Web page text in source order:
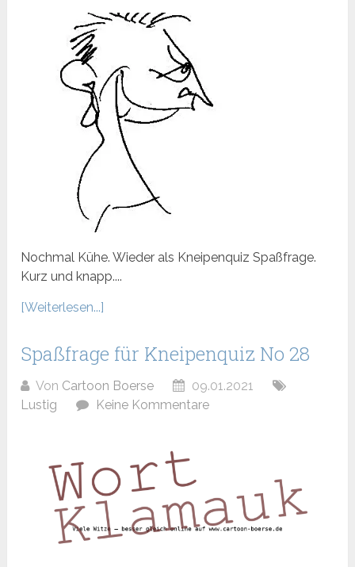
Nochmal Kühe. Wieder als Kneipenquiz Spaßfrage.
Kurz und knapp....
[Weiterlesen...]
Spaßfrage für Kneipenquiz No 28
Von Cartoon Boerse
09.01.2021
Lustig
Keine Kommentare